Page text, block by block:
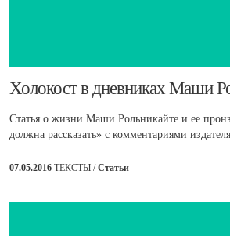
​Холокост в дневниках Маши
Статья о жизни Маши Рольникайте и ее
должна рассказать» с комментариями
07.05.2016 ТЕКСТЫ /Статьи